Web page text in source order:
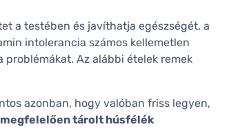
a testében és javíthatja egészségét, a
intolerancia számos kellemetlen
Az alábbi ételek remek
azonban, hogy valóban friss legyen,
tárolt húsfélék